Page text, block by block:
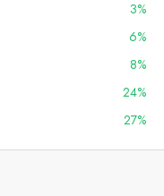
3%
6%
8%
24%
27%